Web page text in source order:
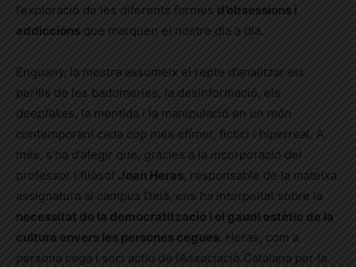
l’exploració de les diferents formes d’obsessions i
addiccions que marquen el nostre dia a dia.
Enguany, la mostra assumeix el repte d’analitzar els
perills de les badomeries, la desinformació, els
deepfakes, la mentida i la manipulació en un món
contemporani cada cop més efímer, fictici i hiperreal. A
més, s’ha d’afegir que, gràcies a la incorporació del
professor i filòsof Joan Heras , responsable de la mateixa
assignatura al campus Deià, ens ha interpel·lat sobre la
necessitat de la democratització i el gaudi estètic de la
cultura envers les persones cegues. Heras, com a
persona cega i soci actiu de l’Associació Catalana per la